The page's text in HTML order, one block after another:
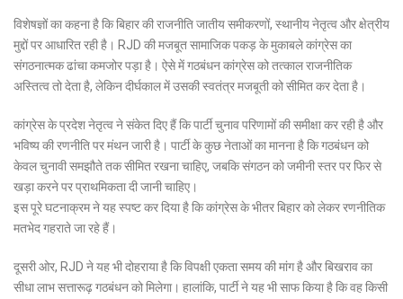
विशेषज्ञों का कहना है कि बिहार की राजनीति जातीय समीकरणों, स्थानीय नेतृत्व और क्षेत्रीय
मुद्दों पर आधारित रही है। RJD की मजबूत सामाजिक पकड़ के मुकाबले कांग्रेस का
संगठनात्मक ढांचा कमजोर पड़ा है। ऐसे में गठबंधन कांग्रेस को तत्काल राजनीतिक
अस्तित्व तो देता है, लेकिन दीर्घकाल में उसकी स्वतंत्र मजबूती को सीमित कर देता है।
कांग्रेस के प्रदेश नेतृत्व ने संकेत दिए हैं कि पार्टी चुनाव परिणामों की समीक्षा कर रही है और
भविष्य की रणनीति पर मंथन जारी है। पार्टी के कुछ नेताओं का मानना है कि गठबंधन को
केवल चुनावी समझौते तक सीमित रखना चाहिए, जबकि संगठन को जमीनी स्तर पर फिर से
खड़ा करने पर प्राथमिकता दी जानी चाहिए।
इस पूरे घटनाक्रम ने यह स्पष्ट कर दिया है कि कांग्रेस के भीतर बिहार को लेकर रणनीतिक
मतभेद गहराते जा रहे हैं।
दूसरी ओर, RJD ने यह भी दोहराया है कि विपक्षी एकता समय की मांग है और बिखराव का
सीधा लाभ सत्तारूढ़ गठबंधन को मिलेगा। हालांकि, पार्टी ने यह भी साफ किया है कि वह किसी